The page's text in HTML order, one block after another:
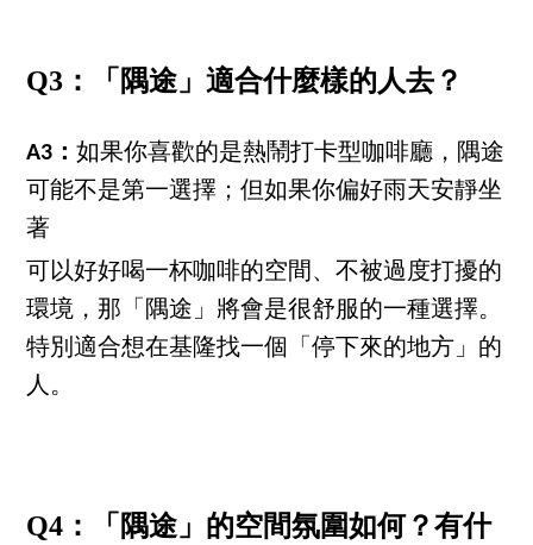
Q3：「隅途」適合什麼樣的人去？
A3：如果你喜歡的是熱鬧打卡型咖啡廳，隅途
可能不是第一選擇；但如果你偏好雨天安靜坐
著
可以好好喝一杯咖啡的空間、不被過度打擾的
環境，那「隅途」將會是很舒服的一種選擇。
特別適合想在基隆找一個「停下來的地方」的
人。
Q4：「隅途」的空間氛圍如何？有什